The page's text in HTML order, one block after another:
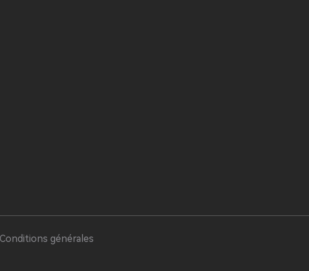
Conditions générales